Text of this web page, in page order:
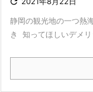
静岡の観光地の一つ熱
き 知ってほしいデメ